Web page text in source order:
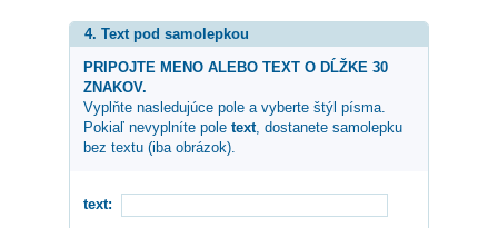
4. Text pod samolepkou
PRIPOJTE MENO ALEBO TEXT O DĹŽKE 30
ZNAKOV.
Vyplňte nasledujúce pole a vyberte štýl písma.
Pokiaľ nevyplníte pole text, dostanete samolepku
bez textu (iba obrázok).
text: